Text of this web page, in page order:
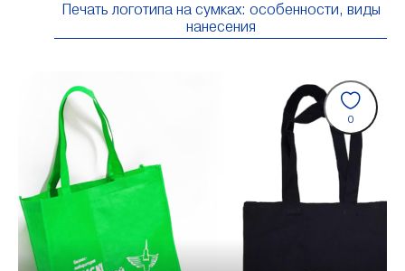
Печать логотипа на сумках: особенности, виды
нанесения
0